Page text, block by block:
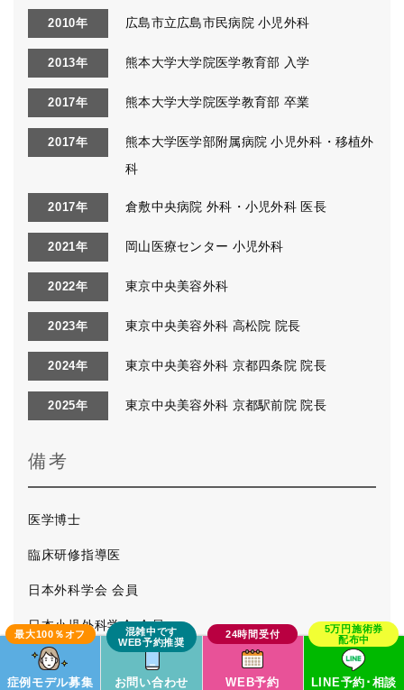
2010年 広島市立広島市民病院 小児外科
2013年 熊本大学大学院医学教育部 入学
2017年 熊本大学大学院医学教育部 卒業
2017年
熊本大学医学部附属病院 小児外科・移植外
科
2017年 倉敷中央病院 外科・小児外科 医長
2021年 岡山医療センター 小児外科
2022年 東京中央美容外科
2023年 東京中央美容外科 高松院 院長
2024年 東京中央美容外科 京都四条院 院長
2025年 東京中央美容外科 京都駅前院 院長
備考
医学博士
臨床研修指導医
日本外科学会 会員
日本小児外科学会 会員
日本移植学会 会員
症例モデル募集 お問い合わせ WEB予約 LINE予約･相談